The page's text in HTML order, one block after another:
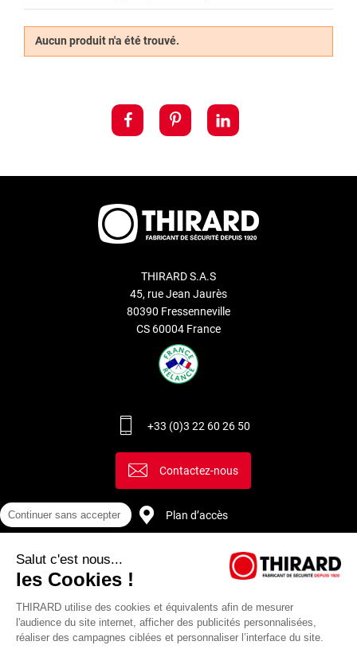
Aucun produit n'a été trouvé.
THIRARD S.A.S
45, rue Jean Jaurès
80390 Fressenneville
CS 60004 France
+33 (0)3 22 60 26 50
Contactez-nous
Plan d’accès
Continuer sans accepter
Salut c'est nous...
les Cookies !
THIRARD utilise des cookies et équivalents afin de mesurer
l'audience du site internet, afficher des publicités personnalisées,
réaliser des campagnes ciblées et personnaliser l’interface du site.